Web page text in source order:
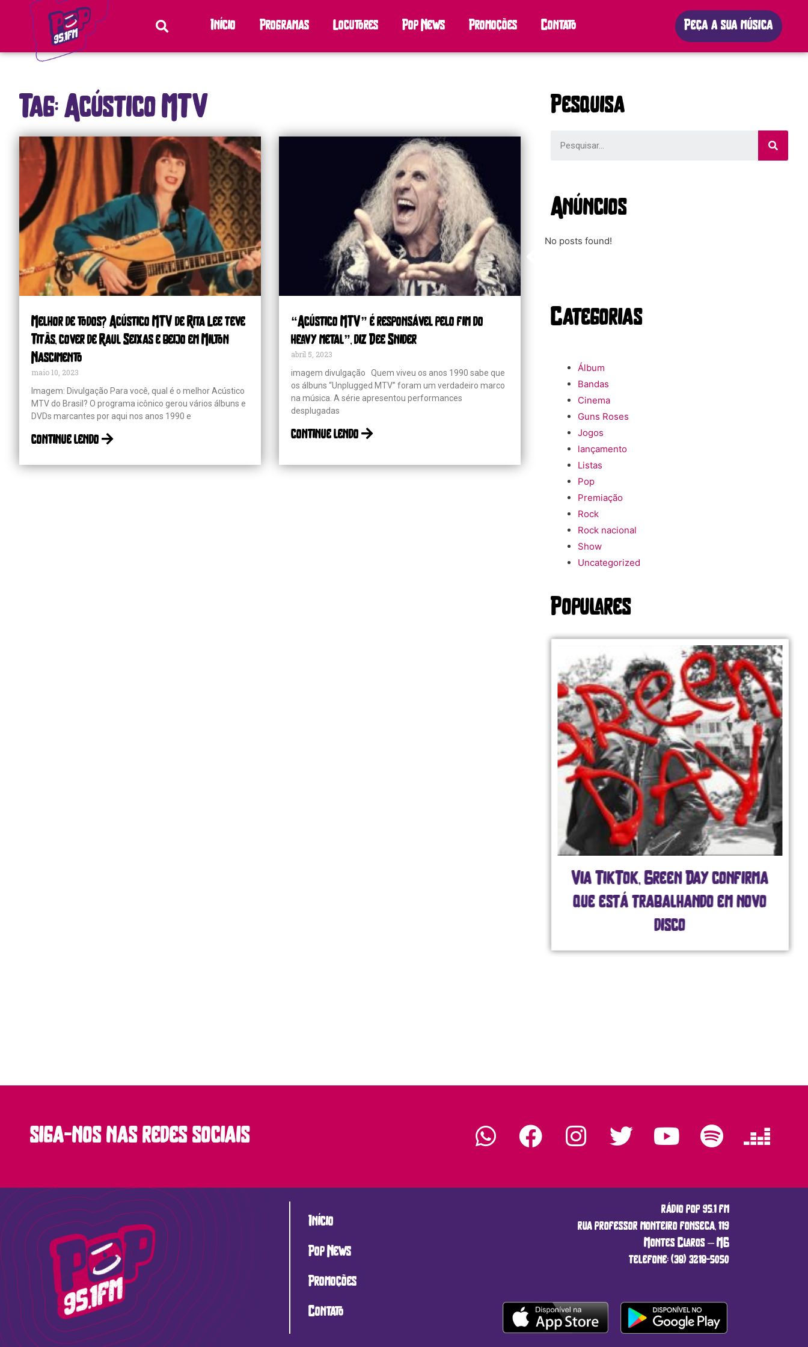
Início Programas Locutores Pop News Promoções Contato Peça a sua música
Tag: Acústico MTV
Melhor de todos? Acústico MTV de Rita Lee teve
Titãs, cover de Raul Seixas e beijo em Milton
Nascimento
maio 10, 2023
Imagem: Divulgação Para você, qual é o melhor Acústico
MTV do Brasil? O programa icônico gerou vários álbuns e
DVDs marcantes por aqui nos anos 1990 e
continue lendo
“Acústico MTV” é responsável pelo fim do
heavy metal”, diz Dee Snider
abril 5, 2023
imagem divulgação Quem viveu os anos 1990 sabe que
os álbuns “Unplugged MTV” foram um verdadeiro marco
na música. A série apresentou performances
desplugadas
continue lendo
Pesquisa
Anúncios
No posts found!
Categorias
Álbum
Bandas
Cinema
Guns Roses
Jogos
lançamento
Listas
Pop
Premiação
Rock
Rock nacional
Show
Uncategorized
Populares
Via TikTok, Green Day confirma
que está trabalhando em novo
disco
siga-nos nas redes sociais
Início
Pop News
Promoções
Contato
rádio pop 95.1 fm
rua professor monteiro fonseca, 119
Montes Claros – MG
telefone: (38) 3218-5050